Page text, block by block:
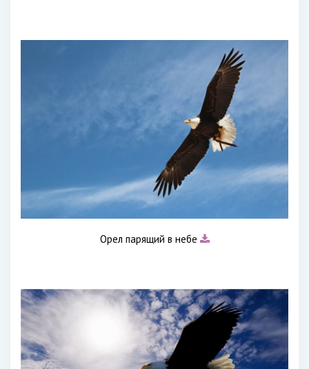
Орел парящий в небе